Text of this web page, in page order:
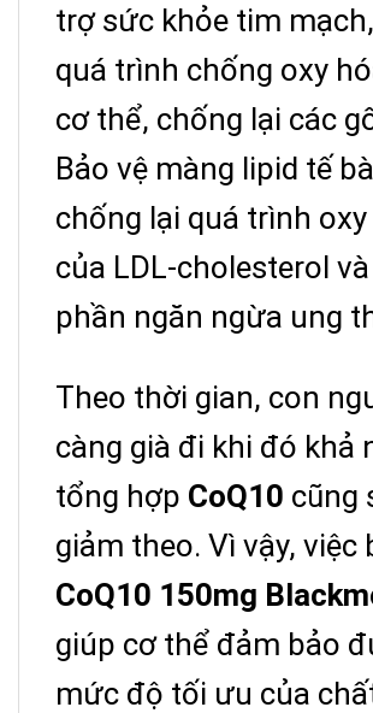
trợ sức khỏe tim
quá trình chống oxy
cơ thể, chống lại các
Bảo vệ màng lipid tế
chống lại quá trình
của LDL-cholesterol
phần ngăn ngừa ung
Theo thời gian, con
càng già đi khi đó khả
tổng hợp CoQ10 cũng
giảm theo. Vì vậy, việc
CoQ10 150mg
giúp cơ thể đảm bảo
mức độ tối ưu của